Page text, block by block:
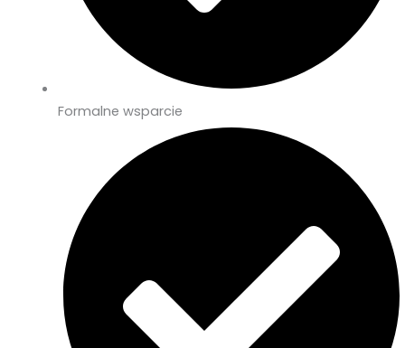
Formalne wsparcie